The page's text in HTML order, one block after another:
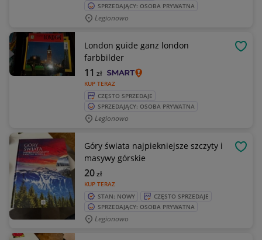
SPRZEDAJĄCY: OSOBA PRYWATNA
Legionowo
London guide ganz london
farbbilder
KUP TERAZ
11 zł
CZĘSTO SPRZEDAJE
SPRZEDAJĄCY: OSOBA PRYWATNA
Legionowo
Góry świata najpiekniejsze szczyty i
masywy górskie
KUP TERAZ
20zł
STAN: NOWY
CZĘSTO SPRZEDAJE
SPRZEDAJĄCY: OSOBA PRYWATNA
Legionowo